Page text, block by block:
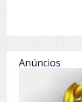
Anúncios